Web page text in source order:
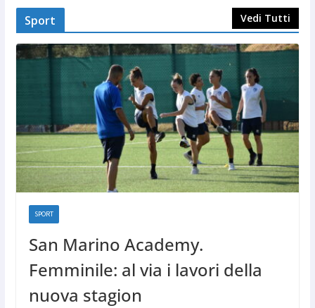
Sport Vedi Tutti
SPORT
San Marino Academy.
Femminile: al via i lavori della
nuova stagion